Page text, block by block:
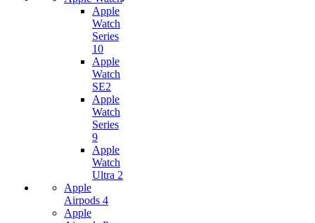
Apple
Watch
Series
10
Apple
Watch
SE2
Apple
Watch
Series
9
Apple
Watch
Ultra 2
Apple
Airpods 4
Apple